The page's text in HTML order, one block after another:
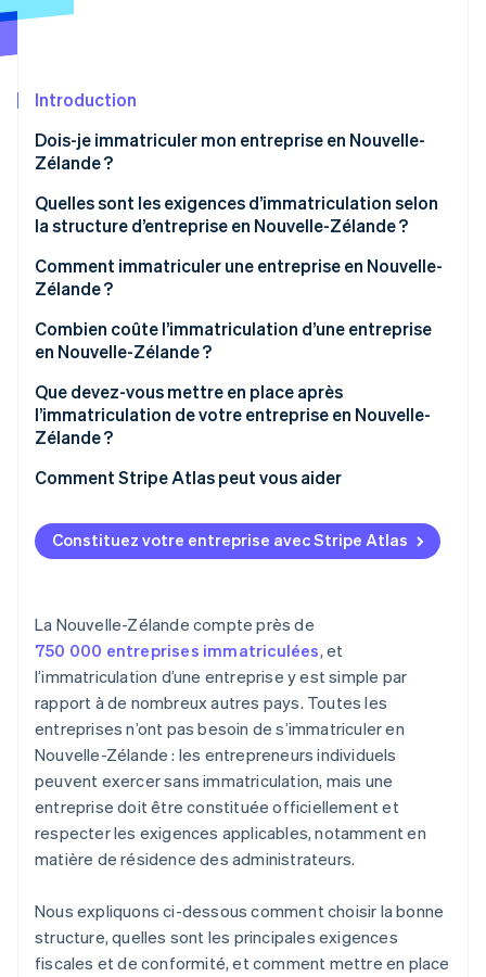
Découvrez les prochaines évolutions
Atlas
Climate
Élimination du carbone
Identity
Vérification de l'identité
Stripe Sessions 2026
Regarder la vidéo
Partenaires
Introduction
Dois-je immatriculer mon entreprise en Nouvelle-
Zélande ?
Quelles sont les exigences d’immatriculation selon
la structure d’entreprise en Nouvelle-Zélande ?
Entrepreneur individuel
Entreprise
Comment immatriculer une entreprise en Nouvelle-
Zélande ?
Réserver un nom d’entreprise
Déposer une demande de constitution
S’immatriculer fiscalement pendant la constitution
Recevoir votre acte constitutif
Combien coûte l’immatriculation d’une entreprise
en Nouvelle-Zélande ?
Que devez-vous mettre en place après
l’immatriculation de votre entreprise en Nouvelle-
Zélande ?
Confirmer les immatriculations IRD, NZBN et TPS
S’immatriculer comme employeur si vous recrutez
Comprendre les obligations liées à l’ACC
Protéger votre marque
Formaliser les accords
Mettre en place un système d’acceptation des
paiements
Comment Stripe Atlas peut vous aider
S’inscrire sur Atlas
Accepter des paiements et effectuer des
Achat dématérialisé des actions du fondateur
Déclaration fiscale automatique au titre de
l’article 83(b)
Documents juridiques d’entreprise de classe
Une année gratuite de Stripe Payments, plus de
50 000 $ en crédits et remises partenaires
Constituez votre entreprise avec Stripe Atlas
La Nouvelle-Zélande compte près de
750 000 entreprises immatriculées, et
l’immatriculation d’une entreprise y est simple par
rapport à de nombreux autres pays. Toutes les
entreprises n’ont pas besoin de s’immatriculer en
Nouvelle-Zélande : les entrepreneurs individuels
peuvent exercer sans immatriculation, mais une
entreprise doit être constituée officiellement et
respecter les exigences applicables, notamment en
matière de résidence des administrateurs.
Nous expliquons ci-dessous comment choisir la bonne
structure, quelles sont les principales exigences
fiscales et de conformité, et comment mettre en place